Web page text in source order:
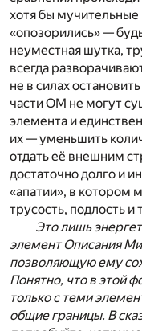
хотя бы мучительные
«опозорились» —
неуместная шутка,
всегда
не в силах
части ОМ не могут
элемента и
их — уменьшить
отдать её внешним
достаточно долго и
«апатии», в котором
трусость, подлость и
Это лишь
элемент Описания
позволяющую ему
Понятно, что в этой
только с теми
общие границы. В